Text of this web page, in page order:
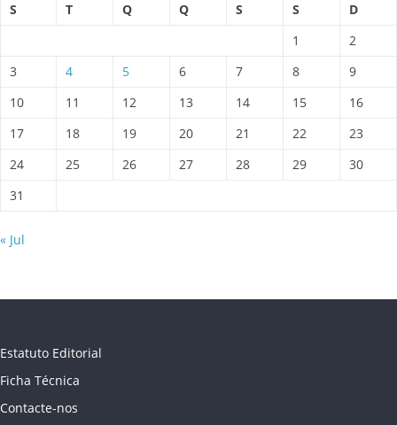
S
T Q Q S S
D
1
2
3
4 5 6 7 8
9
10
11 12 13 14 15
16
17
18 19 20 21 22
23
24
25 26 27 28 29
30
31
« Jul
Estatuto Editorial
Ficha Técnica
Contacte-nos